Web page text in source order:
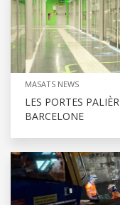
MASATS NEWS
LES PORTES
BARCELONE